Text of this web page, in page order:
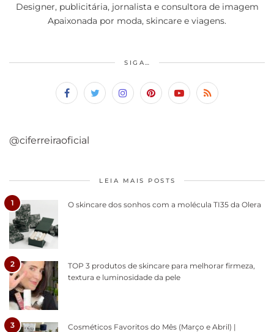
Designer, publicitária, jornalista e consultora de imagem
Apaixonada por moda, skincare e viagens.
SIGA…
@ciferreiraoficial
LEIA MAIS POSTS
1 O skincare dos sonhos com a molécula TI35 da Olera
2
TOP 3 produtos de skincare para melhorar firmeza,
textura e luminosidade da pele
3
Cosméticos Favoritos do Mês (Março e Abril) |